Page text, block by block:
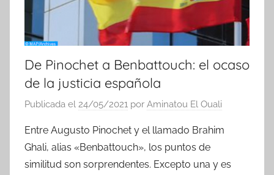
De Pinochet a Benbattouch: el ocaso
de la justicia española
Publicada el 24/05/2021 por Aminatou El Ouali
Entre Augusto Pinochet y el llamado Brahim
Ghali, alias «Benbattouch», los puntos de
similitud son sorprendentes. Excepto una y es